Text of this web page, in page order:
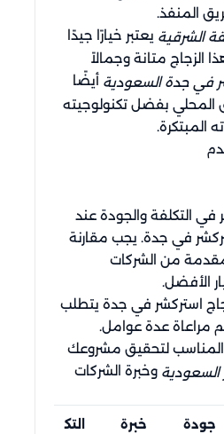
المنفذ.
الشرقية يعتبر خيارًا جيدًا
الزجاج متانة وجمالاً
في جدة السعودية أيضًا
المحلي بفضل تكنولوجيته
المبتكرة.
في التكلفة والجودة عند
في جدة. يجب مقارنة
من الشركات
الأفضل.
استركشر في جدة يتطلب
مراعاة عدة عوامل.
المناسب لتحقيق مشروعك
السعودية وخبرة الشركات
جودة
خبرة
التك